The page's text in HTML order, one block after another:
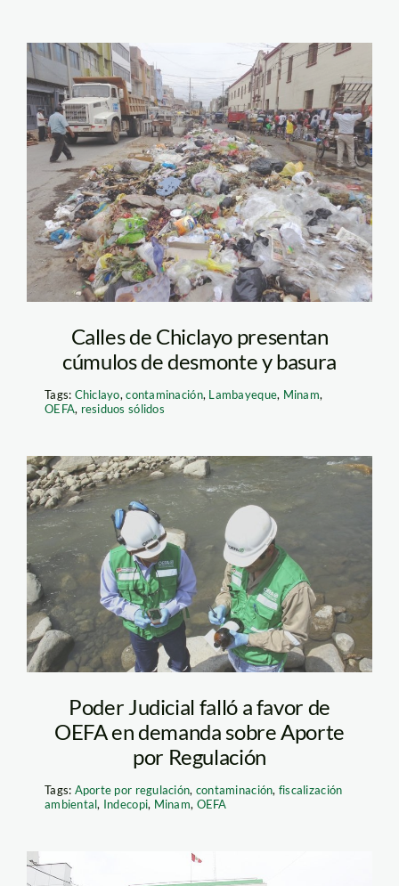
Chiclayo_basura_OEFA
Calles de Chiclayo presentan
cúmulos de desmonte y basura
Tags: Chiclayo,contaminación, Lambayeque, Minam,
OEFA, residuos sólidos
OEFA_Andina
Poder Judicial falló a favor de
OEFA en demanda sobre Aporte
por Regulación
Tags: Aporte por regulación, contaminación, fiscalización
ambiental, Indecopi, Minam, OEFA